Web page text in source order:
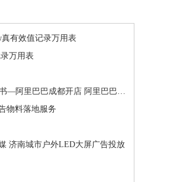
真有效值记录万用表
万用表
开店 阿里巴巴四川成都分公司 15928594801
物料落地服务
济南城市户外LED大屏广告投放